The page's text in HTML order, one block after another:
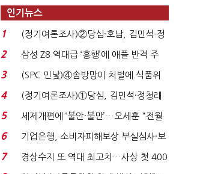
인기뉴스
1
(정기여론조사)②당심·호남, 김민석-정
청래 '초접전'...
2
삼성 Z8 역대급 ‘흥행’에 애플 반격 주
목…9월 ‘폴...
3
(SPC 민낯)④솜방망이 처벌에 식품위
생법 위반 반복...
4
(정기여론조사)①당심, 김민석·정청래
'초접전'…대통령 ...
5
세제개편에 ‘불안·불만’…오세훈 "전월
세 구하기 더 ...
6
기업은행, 소비자피해보상 부실심사·보
이스피싱 공시 ...
7
경상수지 또 역대 최고치…사상 첫 400
억달러에 '3% 성...